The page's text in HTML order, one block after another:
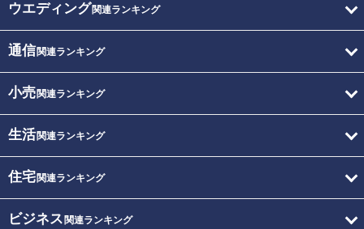
ウエディング関連ランキング
通信関連ランキング
小売関連ランキング
生活関連ランキング
住宅関連ランキング
ビジネス 関連ランキング